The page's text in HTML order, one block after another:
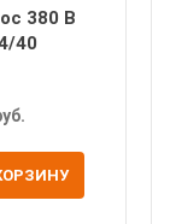
380 В
40